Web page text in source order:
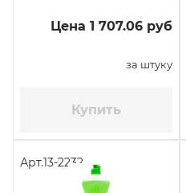
Цена 1 707.06 руб
за штуку
Купить
Арт.13-2232